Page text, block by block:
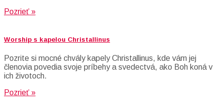
Pozrieť »
Worship s kapelou Christallinus
Pozrite si mocné chvály kapely Christallinus, kde vám jej
členovia povedia svoje príbehy a svedectvá, ako Boh koná v
ich životoch.
Pozrieť »